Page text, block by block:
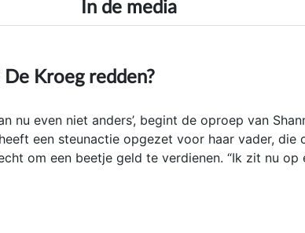
In de media
Kroeg redden?
nu even niet anders’, begint de oproep van
een steunactie opgezet voor haar vader, die
om een beetje geld te verdienen. “Ik zit nu op